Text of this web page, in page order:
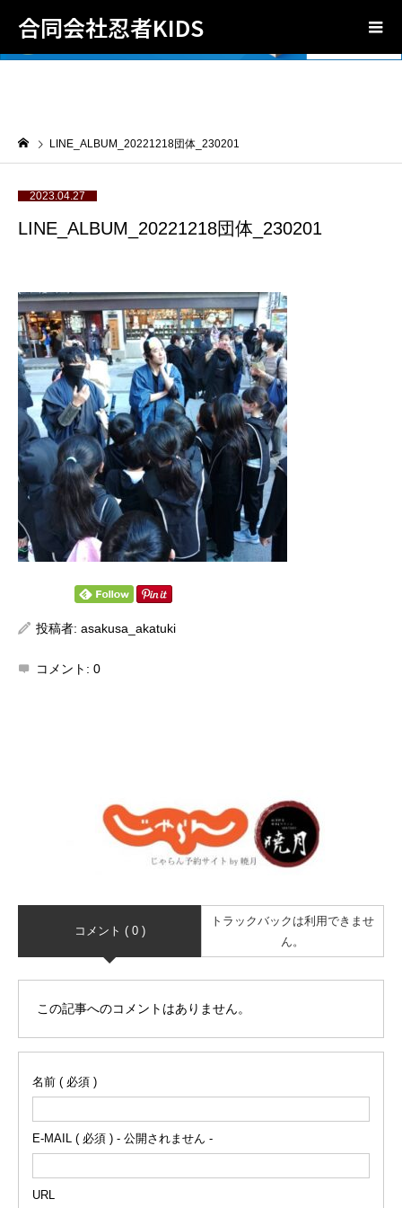
合同会社忍者KIDS
LINE_ALBUM_20221218団体_230201
2023.04.27
LINE_ALBUM_20221218団体_230201
投稿者: asakusa_akatuki
コメント: 0
コメント ( 0 )
トラックバックは利用できませ
ん。
この記事へのコメントはありません。
名前 ( 必須 )
E-MAIL ( 必須 ) - 公開されません -
URL